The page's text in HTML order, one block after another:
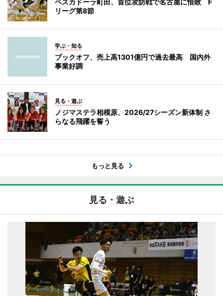
リーグ第8節
学ぶ・知る
ブックオフ、売上高1301億円で過去最高 国内外
事業好調
見る・遊ぶ
ノジマステラ相模原、2026/27シーズン新体制 さ
らなる飛躍を誓う
もっと見る
見る・遊ぶ